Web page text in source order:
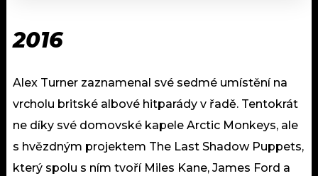
2016
Alex Turner zaznamenal své sedmé umístění na
vrcholu britské albové hitparády v řadě. Tentokrát
ne díky své domovské kapele Arctic Monkeys, ale
s hvězdným projektem The Last Shadow Puppets,
který spolu s ním tvoří Miles Kane, James Ford a